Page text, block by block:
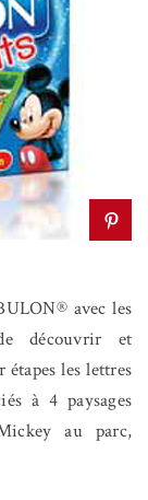
avec les
découvrir et
les lettres
à 4 paysages
au parc,